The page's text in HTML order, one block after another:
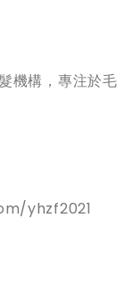
機構，專注於毛
yhzf2021